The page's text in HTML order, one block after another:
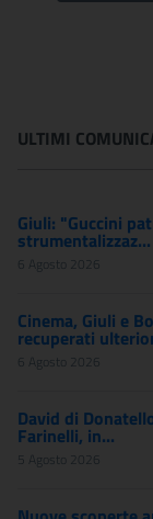
ULTIMI
Giuli: "Guccini
strumentalizzaz...
6 Agosto 2026
Cinema, Giuli e
recuperati
6 Agosto 2026
David di
Farinelli, in...
5 Agosto 2026